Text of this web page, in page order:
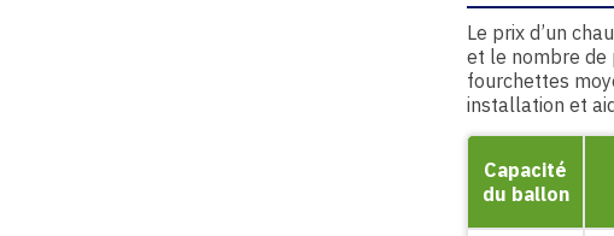
Le prix d’un
et le nombre de
fourchettes
installation et
Capacité
du ballon